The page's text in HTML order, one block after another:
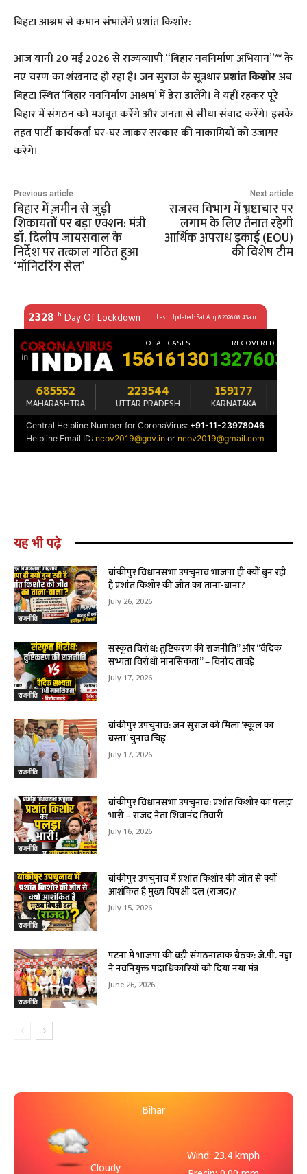
बिहटा आश्रम से कमान संभालेंगे प्रशांत किशोर:
आज यानी 20 मई 2026 से राज्यव्यापी “बिहार नवनिर्माण अभियान”** के
नए चरण का शंखनाद हो रहा है। जन सुराज के सूत्रधारप्रशांत किशोरअब
बिहटा स्थित ‘बिहार नवनिर्माण आश्रम’ में डेरा डालेंगे। वे यहीं रहकर पूरे
बिहार में संगठन को मजबूत करेंगे और जनता से सीधा संवाद करेंगे। इसके
तहत पार्टी कार्यकर्ता घर-घर जाकर सरकार की नाकामियों को उजागर
करेंगे।
Previous article
बिहार में ज़मीन से जुड़ी
शिकायतों पर बड़ा एक्शन: मंत्री
डॉ. दिलीप जायसवाल के
निर्देश पर तत्काल गठित हुआ
‘मॉनिटरिंग सेल’
Next article
राजस्व विभाग में भ्रष्टाचार पर
लगाम के लिए तैनात रहेगी
आर्थिक अपराध इकाई (EOU)
की विशेष टीम
यह भी पढ़े
राजनीति
बांकीपुर विधानसभा उपचुनाव भाजपा ही क्यों बुन रही
है प्रशांत किशोर की जीत का ताना-बाना?
July 26, 2026
राजनीति
संस्कृत विरोध: तुष्टिकरण की राजनीति” और “वैदिक
सभ्यता विरोधी मानसिकता” – विनोद तावड़े
July 17, 2026
राजनीति
बांकीपुर उपचुनाव: जन सुराज को मिला ‘स्कूल का
बस्ता’ चुनाव चिह्न
July 17, 2026
राजनीति
बांकीपुर विधानसभा उपचुनाव: प्रशांत किशोर का पलड़ा
भारी – राजद नेता शिवानंद तिवारी
July 16, 2026
राजनीति
बांकीपुर उपचुनाव में प्रशांत किशोर की जीत से क्यों
आशंकित है मुख्य विपक्षी दल (राजद)?
July 15, 2026
राजनीति
पटना में भाजपा की बड़ी संगठनात्मक बैठक: जे.पी. नड्डा
ने नवनियुक्त पदाधिकारियों को दिया नया मंत्र
June 26, 2026
Bihar
Cloudy
Wind: 23.4 kmph